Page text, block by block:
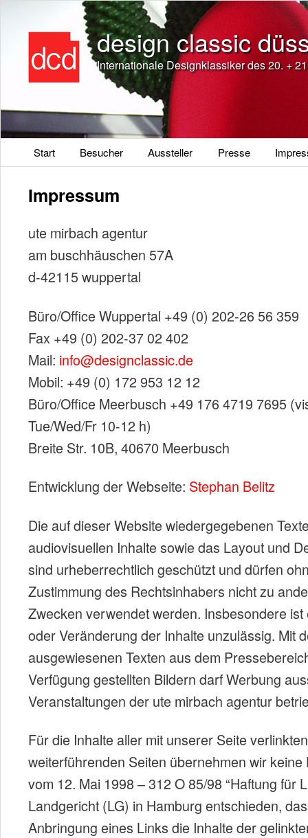
design classic
Internationale Designklassiker des 20. +
Hauptmenü
Start Besucher Aussteller Presse
Impressum
ute mirbach agentur
am buschhäuschen 57A
d-42115 wuppertal
Büro/Office Wuppertal +49 (0) 202-26 56 359
Fax +49 (0) 202-37 02 402
Mail: info@designclassic.de
Mobil: +49 (0) 172 953 12 12
Büro/Office Meerbusch +49 176 4719 7695
Tue/Wed/Fr 10-12 h)
Breite Str. 10B, 40670 Meerbusch
Entwicklung der Webseite: Stephan Belitz
Die auf dieser Website wiedergegebenen
audiovisuellen Inhalte sowie das Layout und
sind urheberrechtlich geschützt und dürfen
Zustimmung des Rechtsinhabers nicht zu
Zwecken verwendet werden. Insbesondere
oder Veränderung der Inhalte unzulässig. Mit
ausgewiesenen Texten aus dem
Verfügung gestellten Bildern darf Werbung
Veranstaltungen der ute mirbach agentur
Für die Inhalte aller mit unserer Seite
weiterführenden Seiten übernehmen wir keine
vom 12. Mai 1998 – 312 O 85/98 “Haftung für
Landgericht (LG) in Hamburg entschieden,
Anbringung eines Links die Inhalte der